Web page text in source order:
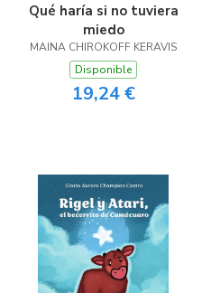
Qué haría si no tuviera
miedo
MAINA CHIROKOFF KERAVIS
Disponible
19,24 €